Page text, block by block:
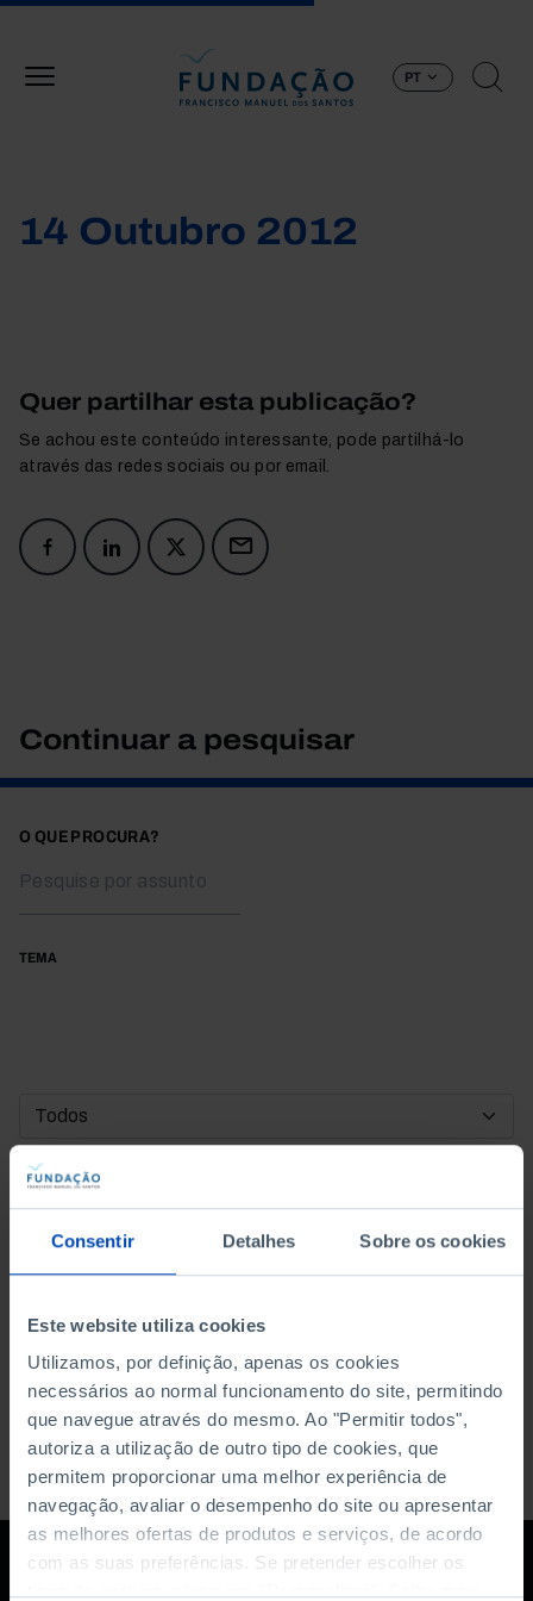
Consentir Detalhes Sobre os cookies
Este website utiliza cookies
Utilizamos, por definição, apenas os cookies
necessários ao normal funcionamento do site, permitindo
que navegue através do mesmo. Ao "Permitir todos",
autoriza a utilização de outro tipo de cookies, que
permitem proporcionar uma melhor experiência de
navegação, avaliar o desempenho do site ou apresentar
as melhores ofertas de produtos e serviços, de acordo
com as suas preferências. Se pretender escolher os
PT
14 Outubro 2012
Quer partilhar esta publicação?
Se achou este conteúdo interessante, pode partilhá-lo
através das redes sociais ou por email.
Continuar a pesquisar
O QUE PROCURA?
TEMA
DATA DE INÍCIO
DATA DE FIM